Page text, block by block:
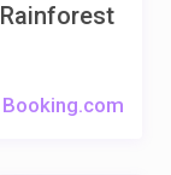
Booking.com